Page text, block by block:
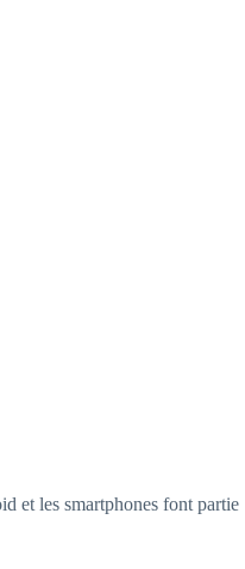
et les smartphones font partie